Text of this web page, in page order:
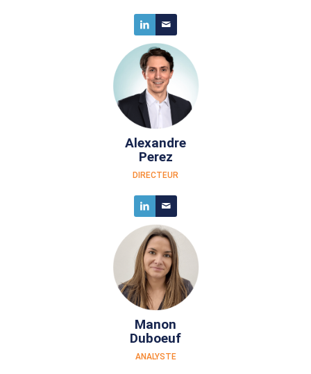
Alexandre
Perez
DIRECTEUR
Manon
Duboeuf
ANALYSTE